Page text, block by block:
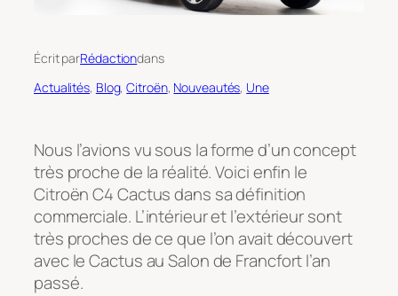
Écrit parRédactiondans
Actualités, Blog, Citroën, Nouveautés, Une
Nous l’avions vu sous la forme d’un concept
très proche de la réalité. Voici enfin le
Citroën C4 Cactus dans sa définition
commerciale. L’intérieur et l’extérieur sont
très proches de ce que l’on avait découvert
avec le Cactus au Salon de Francfort l’an
passé.